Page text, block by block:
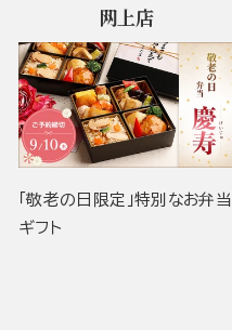
网上店
「敬老の日限定」特別なお弁当
ギフト